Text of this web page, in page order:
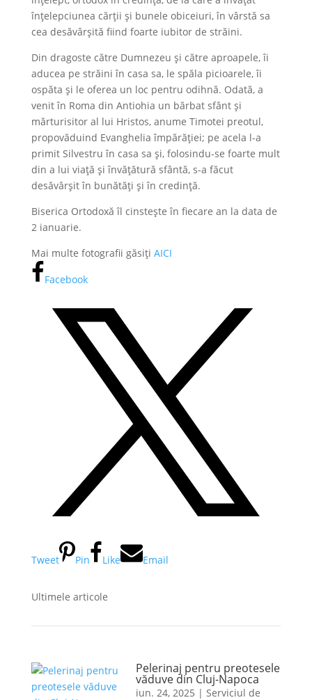
înţelepciunea cărţii şi bunele obiceiuri, în vârstă sa
cea desăvârşită fiind foarte iubitor de străini.
Din dragoste către Dumnezeu şi către aproapele, îi
aducea pe străini în casa sa, le spăla picioarele, îi
ospăta şi le oferea un loc pentru odihnă. Odată, a
venit în Roma din Antiohia un bărbat sfânt şi
mărturisitor al lui Hristos, anume Timotei preotul,
propovăduind Evanghelia împărăţiei; pe acela l-a
primit Silvestru în casa sa şi, folosindu-se foarte mult
din a lui viaţă şi învăţătură sfântă, s-a făcut
desăvârşit în bunătăţi şi în credinţă.
Biserica Ortodoxă îl cinstește în fiecare an la data de
2 ianuarie.
Mai multe fotografii găsiți AICI
Facebook
Tweet Pin Like Email
Ultimele articole
Pelerinaj pentru preotesele
văduve din Cluj-Napoca
iun. 24, 2025 | Serviciul de